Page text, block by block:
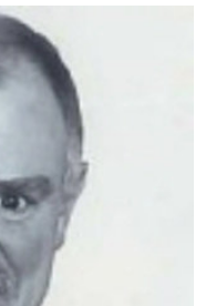
Prof. Dr.